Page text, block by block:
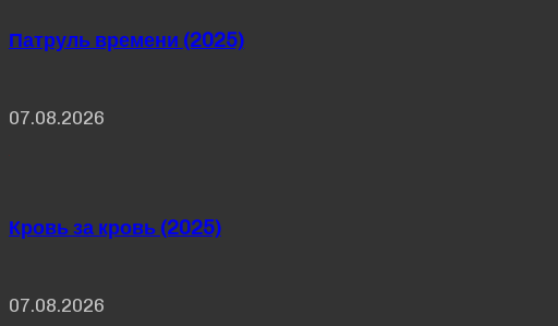
Патруль времени (2025)
07.08.2026
Кровь за кровь (2025)
07.08.2026